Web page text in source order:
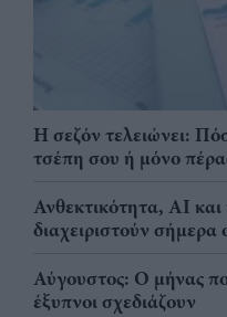
Η σεζόν τελειώνει:
τσέπη σου ή μόνο
Ανθεκτικότητα, AI
διαχειριστούν σήμερα
Αύγουστος: Ο μήνας
έξυπνοι σχεδιάζουν